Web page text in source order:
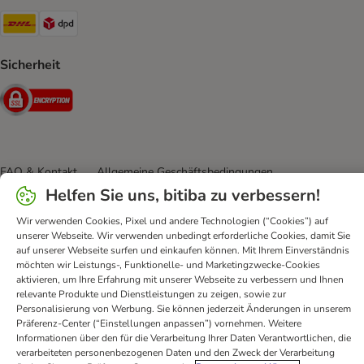
DHL Shipping Method
Sicherheit
Security
FAQ & Kontakt
Allgemeine Geschäftsbedingungen
Datenschutz
Impressum
Digital Services Act
Versandinformationen
Zahlungsarten
Vertrag widerrufen
Entsorgungs-und Umweltbestimmungen
Erklärung zur Barrierefreiheit
bitiba GmbH 2026
Helfen Sie uns, bitiba zu verbessern!
Wir verwenden Cookies, Pixel und andere Technologien (“Cookies”) auf
unserer Webseite. Wir verwenden unbedingt erforderliche Cookies, damit Sie
auf unserer Webseite surfen und einkaufen können. Mit Ihrem Einverständnis
möchten wir Leistungs-, Funktionelle- und Marketingzwecke-Cookies
aktivieren, um Ihre Erfahrung mit unserer Webseite zu verbessern und Ihnen
relevante Produkte und Dienstleistungen zu zeigen, sowie zur
Personalisierung von Werbung. Sie können jederzeit Änderungen in unserem
Präferenz-Center (“Einstellungen anpassen”) vornehmen. Weitere
Informationen über den für die Verarbeitung Ihrer Daten Verantwortlichen, die
verarbeiteten personenbezogenen Daten und den Zweck der Verarbeitung